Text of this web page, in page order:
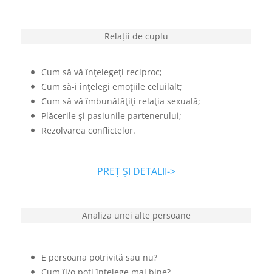
Relații de cuplu
Cum să vă înţelegeţi reciproc;
Cum să-i înţelegi emoţiile celuilalt;
Cum să vă îmbunătăţiţi relaţia sexuală;
Plăcerile şi pasiunile partenerului;
Rezolvarea conflictelor.
PREȚ ȘI DETALII->
Analiza unei alte persoane
E persoana potrivită sau nu?